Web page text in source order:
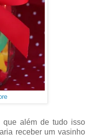
que além de tudo isso
receber um vasinho